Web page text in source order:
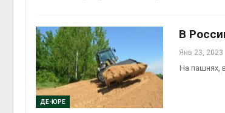
ДЕ-ЮРЕ
В
Янв 23, 2023
На пашнях,